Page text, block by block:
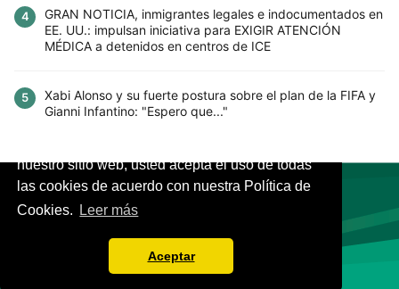
Este sitio utiliza cookies para mejorar la
nuestro sitio web, usted acepta el uso de todas
las cookies de acuerdo con nuestra Política de
Cookies.
Leer más
Aceptar
4
GRAN NOTICIA, inmigrantes legales e indocumentados en
EE. UU.: impulsan iniciativa para EXIGIR ATENCIÓN
MÉDICA a detenidos en centros de ICE
5
Xabi Alonso y su fuerte postura sobre el plan de la FIFA y
Gianni Infantino: "Espero que..."